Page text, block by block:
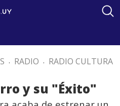
. RADIO . RADIO CULTURA
y su "Éxito"